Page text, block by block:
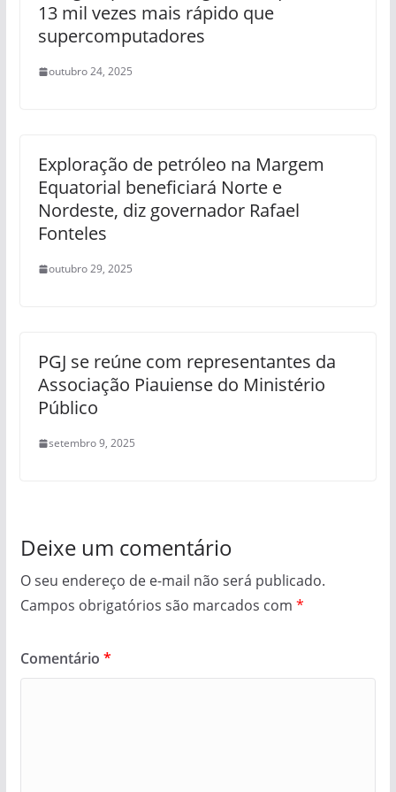
13 mil vezes mais rápido que
supercomputadores
outubro 24, 2025
Exploração de petróleo na Margem
Equatorial beneficiará Norte e
Nordeste, diz governador Rafael
Fonteles
outubro 29, 2025
PGJ se reúne com representantes da
Associação Piauiense do Ministério
Público
setembro 9, 2025
Deixe um comentário
O seu endereço de e-mail não será publicado.
Campos obrigatórios são marcados com *
Comentário *